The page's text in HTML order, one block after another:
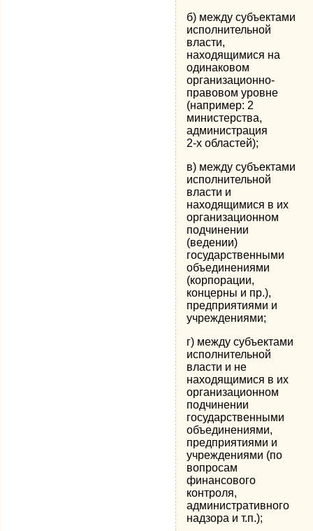
б) между субъектами
исполнительной
власти,
находящимися на
одинаковом
организационно-
правовом уровне
(например: 2
министерства,
администрация
2-х областей);
в) между субъектами
исполнительной
власти и
находящимися в их
организационном
подчинении
(ведении)
государственными
объединениями
(корпорации,
концерны и пр.),
предприятиями и
учреждениями;
г) между субъектами
исполнительной
власти и не
находящимися в их
организационном
подчинении
государственными
объединениями,
предприятиями и
учреждениями (по
вопросам
финансового
контроля,
административного
надзора и т.п.);